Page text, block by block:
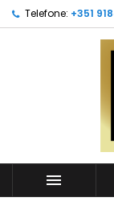
Telefone: +351
